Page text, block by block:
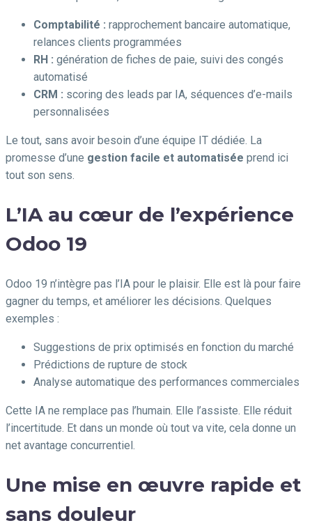
Comptabilité : rapprochement bancaire automatique,
relances clients programmées
RH : génération de fiches de paie, suivi des congés
automatisé
CRM : scoring des leads par IA, séquences d’e-mails
personnalisées
Le tout, sans avoir besoin d’une équipe IT dédiée. La
promesse d’une gestion facile et automatisée prend ici
tout son sens.
L’IA au cœur de l’expérience
Odoo 19
Odoo 19 n’intègre pas l’IA pour le plaisir. Elle est là pour faire
gagner du temps, et améliorer les décisions. Quelques
exemples :
Suggestions de prix optimisés en fonction du marché
Prédictions de rupture de stock
Analyse automatique des performances commerciales
Cette IA ne remplace pas l’humain. Elle l’assiste. Elle réduit
l’incertitude. Et dans un monde où tout va vite, cela donne un
net avantage concurrentiel.
Une mise en œuvre rapide et
sans douleur